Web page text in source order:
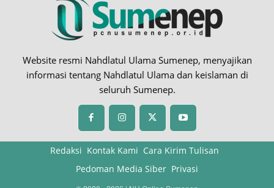
Website resmi Nahdlatul Ulama Sumenep, menyajikan
informasi tentang Nahdlatul Ulama dan keislaman di
seluruh Sumenep.
Redaksi Kontak Kami Cara Kirim Tulisan
Pedoman Media Siber Privasi